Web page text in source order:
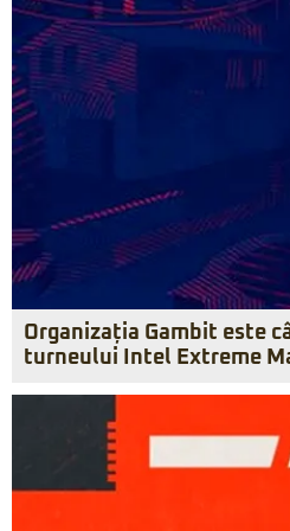
Organizația Gambit este
turneului Intel Extreme